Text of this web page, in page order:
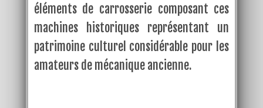
éléments de carrosserie composant ces
machines historiques représentant un
patrimoine culturel considérable pour les
amateurs de mécanique ancienne.